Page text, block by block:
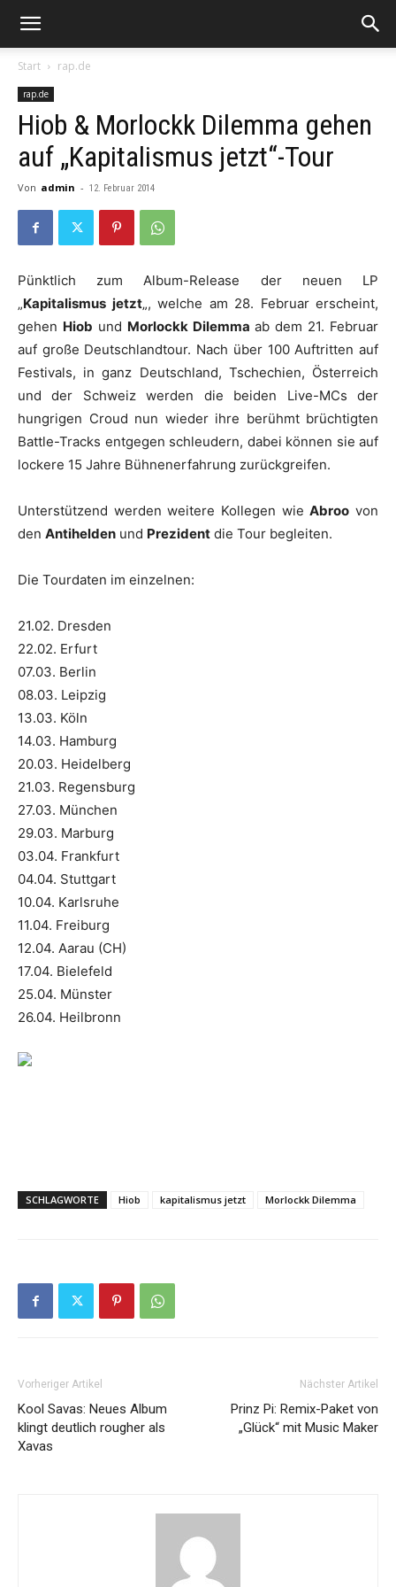
Start rap.de
rap.de
Hiob & Morlockk Dilemma gehen
auf „Kapitalismus jetzt“-Tour
Von admin - 12. Februar 2014
Pünktlich zum Album-Release der neuen LP
„Kapitalismus jetzt„, welche am 28. Februar erscheint,
gehen Hiob und Morlockk Dilemma ab dem 21. Februar
auf große Deutschlandtour. Nach über 100 Auftritten auf
Festivals, in ganz Deutschland, Tschechien, Österreich
und der Schweiz werden die beiden Live-MCs der
hungrigen Croud nun wieder ihre berühmt brüchtigten
Battle-Tracks entgegen schleudern, dabei können sie auf
lockere 15 Jahre Bühnenerfahrung zurückgreifen.
Unterstützend werden weitere Kollegen wieAbroo von
den Antihelden und Prezident die Tour begleiten.
Die Tourdaten im einzelnen:
21.02. Dresden
22.02. Erfurt
07.03. Berlin
08.03. Leipzig
13.03. Köln
14.03. Hamburg
20.03. Heidelberg
21.03. Regensburg
27.03. München
29.03. Marburg
03.04. Frankfurt
04.04. Stuttgart
10.04. Karlsruhe
11.04. Freiburg
12.04. Aarau (CH)
17.04. Bielefeld
25.04. Münster
26.04. Heilbronn
SCHLAGWORTE Hiob kapitalismus jetzt Morlockk Dilemma
Vorheriger Artikel
Kool Savas: Neues Album
klingt deutlich rougher als
Xavas
Nächster Artikel
Prinz Pi: Remix-Paket von
„Glück“ mit Music Maker